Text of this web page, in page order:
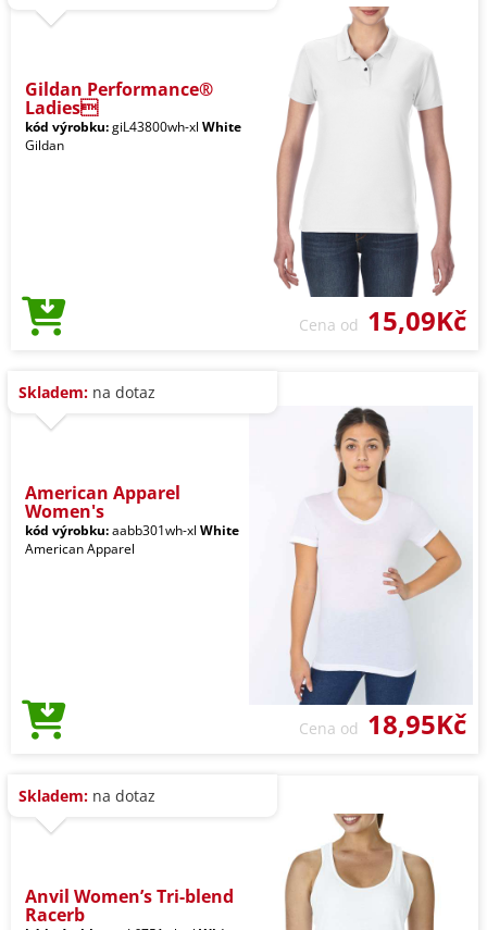
Gildan Performance®
Ladies
kód výrobku:giL43800wh-xl White
Gildan
Cena od 15,09Kč
Skladem: na dotaz
American Apparel
Women's
kód výrobku:aabb301wh-xl White
American Apparel
Cena od 18,95Kč
Skladem: na dotaz
Anvil Women’s Tri-blend
Racerb